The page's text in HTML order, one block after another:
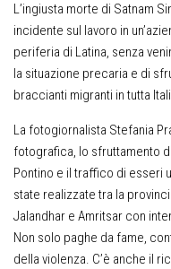
L’ingiusta morte di Satnam
incidente sul lavoro in
periferia di Latina, senza
la situazione precaria e di
braccianti migranti in tutta
La fotogiornalista Stefania
fotografica, lo sfruttamento
Pontino e il traffico di esseri
state realizzate tra la
Jalandhar e Amritsar con
Non solo paghe da fame,
della violenza. C’è anche il